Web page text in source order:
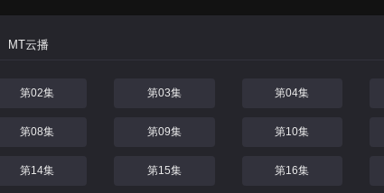
MT云播
第02集 第03集 第04集
第08集 第09集 第10集
第14集 第15集 第16集